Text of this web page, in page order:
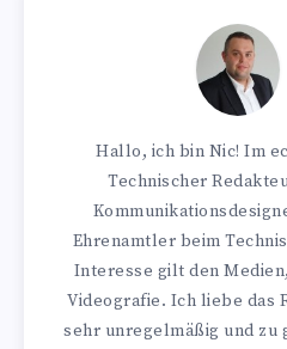
Hallo, ich bin Nic! Im
Technischer
Ehrenamtler beim
Interesse gilt den
Videografie. Ich liebe das
sehr unregelmäßig und zu